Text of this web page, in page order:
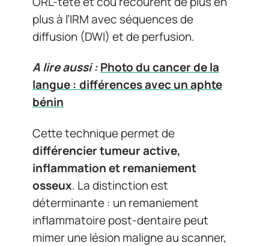
plus à l’IRM avec séquences de
diffusion (DWI) et de perfusion.
A lire aussi :Photo du cancer de la
langue : différences avec un aphte
bénin
Cette technique permet de
différencier tumeur active,
inflammation et remaniement
osseux. La distinction est
déterminante : un remaniement
inflammatoire post-dentaire peut
mimer une lésion maligne au scanner,